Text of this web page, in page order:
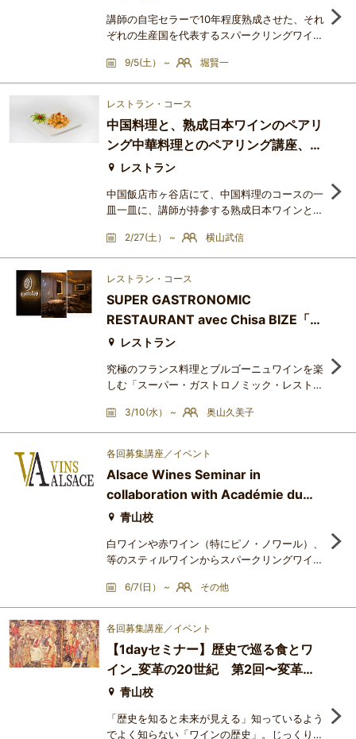
講師の自宅セラーで10年程度熟成させた、それ
ぞれの生産国を代表するスパークリングワイン
の自然環境やブドウ品種、醸造方法に由来する
個性について検討します。【ワインリスト】
Cristal 2008 （世界最安値5万円）Roederer
Classic Cuvée Brut 2001 EnglandLeeuwin
Estate Brut 2008 AustraliaPalliser Estate
Méthode Traditionnelle 2006 N
9/5(土） ~ 堀賢一
レストラン・コース
中国料理と、熟成日本ワインのペアリ
ング中華料理とのペアリング講座、復
活 レストラン
中国飯店市ヶ谷店にて、中国料理のコースの一
皿一皿に、講師が持参する熟成日本ワインとを
飯店系の店で開講した講座を新しい店で復活さ
せました。＜提供ワイン＞日本の泡、シャルド
ネ、ピノノワール、メルローを講師がセラーで
ッセージ＞講師がセラーで熟成させた日本ワイ
ンは、旨味があり、中華料理と非常に相性が良
いです。講師の説明に基
2/27(土） ~ 横山武信
レストラン・コース
SUPER GASTRONOMIC
RESTAURANT avec Chisa BIZE「未
来へのメッセージ」
レストラン
究極のフランス料理とブルゴーニュワインを楽
しむ「スーパー・ガストロノミック・レストラ
ニ・レ・ボーヌの老舗ドメーヌ・シモン・ビー
ズの代表を務めるビーズ千砂さんからこのイベ
ントのために空輸したグラン・クリュのラトリ
ルマーニュ、プルミエ・クリュ等の貴重なワイ
ンを千砂さんと共に楽しみます。New Old
Wineと言われるシモン・ビー
3/10(水） ~ 奥山久美子
各回募集講座／イベント
Alsace Wines Seminar in
collaboration with Académie du
Vin Tokyo
青山校
白ワインや赤ワイン（特にピノ・ノワール）、
等のスティルワインからスパークリングワイン
は、その高い汎用性が特長です。高級レストラ
ンにおける料理とのペアリングはもちろん、日
常の食卓にも寄り添う存在として、日本市場に
おいて、日本はアルザスワインの輸出額ベース
で第6位の市場となり、アメリカ、ドイツ、イ
ギリスなどに次ぐ重要市場と
6/7(日） ~ その他
各回募集講座／イベント
【1dayセミナー】歴史で巡る食とワ
イン_変革の20世紀 第2回〜変革の
20世紀 Part2〜
青山校
「歴史を知ると未来が見える」知っているよう
でよく知らない「ワインの歴史」。じっくりと